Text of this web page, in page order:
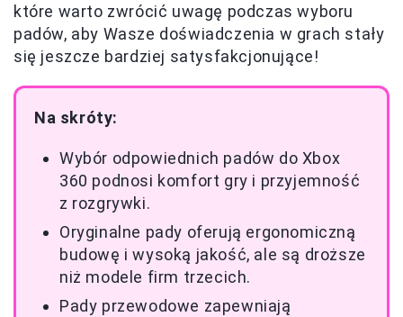
które warto zwrócić uwagę podczas wyboru
padów, aby Wasze doświadczenia w grach stały
się jeszcze bardziej satysfakcjonujące!
Na skróty:
Wybór odpowiednich padów do Xbox
360 podnosi komfort gry i przyjemność
z rozgrywki.
Oryginalne pady oferują ergonomiczną
budowę i wysoką jakość, ale są droższe
niż modele firm trzecich.
Pady przewodowe zapewniają